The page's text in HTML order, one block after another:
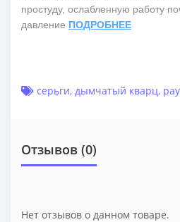
простуду, ослабленную работу
давление ПОДРОБНЕЕ
серьги, дымчатый кварц,
Отзывов (0)
Нет отзывов о данном товаре.